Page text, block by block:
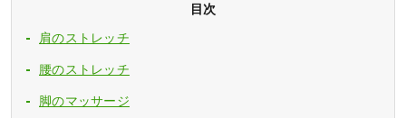
目次
肩のストレッチ
腰のストレッチ
脚のマッサージ